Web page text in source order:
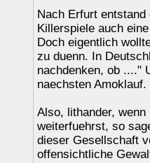
Nach Erfurt
Killerspiele auch
Doch eigentlich
zu duenn. In
nachdenken, ob ...."
naechsten
Also, lithander,
weiterfuehrst, so
dieser Gesellschaft
offensichtliche